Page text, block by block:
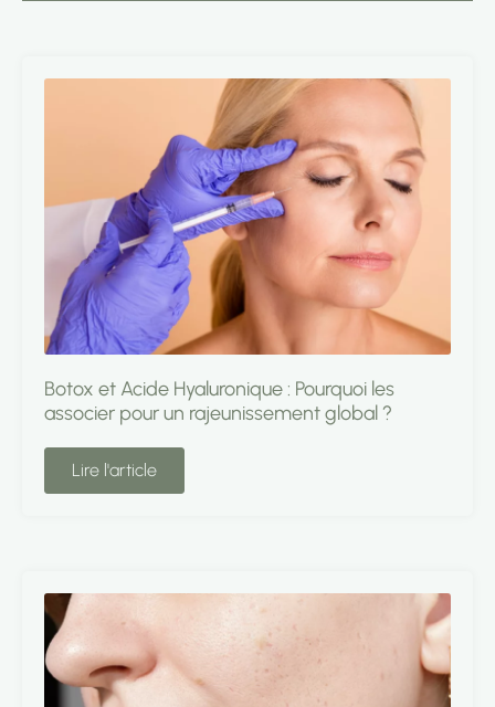
Botox et Acide Hyaluronique : Pourquoi les
associer pour un rajeunissement global ?
Lire l'article